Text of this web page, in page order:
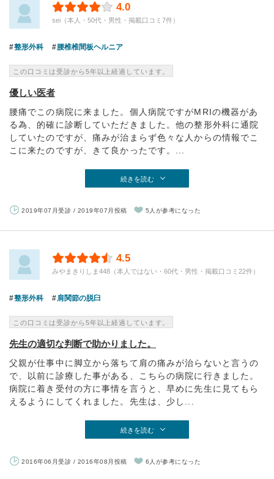
4.0
sei（本人・50代・男性・掲載口コミ7件）
整形外科 腰椎椎間板ヘルニア
この口コミは受診から5年以上経過しています。
優しい医者
腰痛でこの病院に来ました。個人病院ですがMRIの機器があ
る為、的確に診断していただきました。他の整形外科に通院
していたのですが、痛みが治まらず色々な人からの情報でこ
こに来たのですが、きて良かったです。...
続きを読む
2019年07月受診 / 2019年07月投稿 5人が参考になった
4.5
みやまきりしま448（本人ではない・60代・男性・掲載口コミ22件）
整形外科 肩関節の脱臼
この口コミは受診から5年以上経過しています。
先生の適切な判断で助かりました。
父親が仕事中に脚立から落ちて肩の痛みが治らないと言うの
で、以前に診療した事がある、こちらの病院に行きました。
病院に着き受付の方に事情を言うと、早めに先生に見てもら
えるようにしてくれました。先生は、少し...
続きを読む
2016年06月受診 / 2016年08月投稿 6人が参考になった